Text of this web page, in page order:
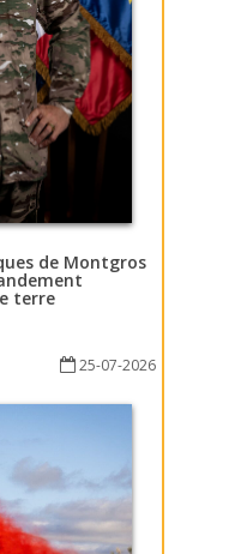
de Montgros
terre
25-07-2026